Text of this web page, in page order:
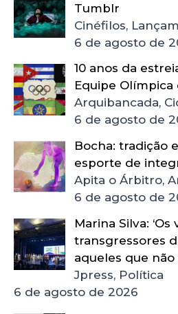
Tumblr
Cinéfilos,
6 de agosto de
10 anos da
Equipe Olímpica
Arquibancada,
6 de agosto de
Bocha: tradição
esporte de
Apita o Árbitro,
6 de agosto de
Marina Silva:
transgressores
aqueles que não
Jpress, Política
6 de agosto de 2026